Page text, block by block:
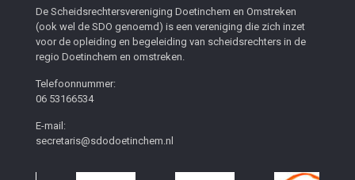
De Scheidsrechtersvereniging Doetinchem en Omstreken
(ook wel de SDO genoemd) is een vereniging die zich inzet
voor de opleiding en begeleiding van scheidsrechters in de
regio Doetinchem en omstreken.
Telefoonnummer:
06 53166534
E-mail:
secretaris@sdodoetinchem.nl